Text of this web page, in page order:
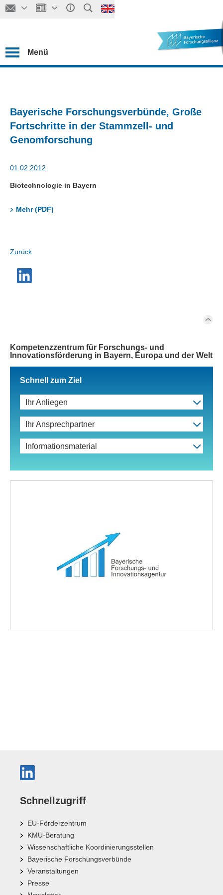
Menü
Bayerische Forschungsverbünde, Große
Fortschritte in der Stammzell- und
Genomforschung
01.02.2012
Biotechnologie in Bayern
Mehr (PDF)
Zurück
Kompetenzzentrum für Forschungs- und
Innovationsförderung in Bayern, Europa und der Welt
Schnell zum Ziel
Ihr Anliegen
Ihr Ansprechpartner
Informationsmaterial
Schnellzugriff
EU-Förderzentrum
KMU-Beratung
Wissenschaftliche Koordinierungsstellen
Bayerische Forschungsverbünde
Veranstaltungen
Presse